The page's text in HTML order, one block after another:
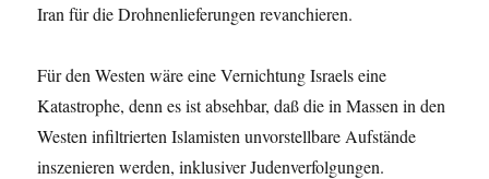
Iran für die Drohnenlieferungen revanchieren.
Für den Westen wäre eine Vernichtung Israels eine
Katastrophe, denn es ist absehbar, daß die in Massen in den
Westen infiltrierten Islamisten unvorstellbare Aufstände
inszenieren werden, inklusiver Judenverfolgungen.